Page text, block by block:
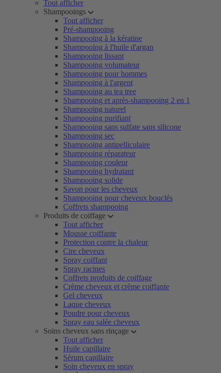
Tout afficher
Shampooings
Tout afficher
Pré-shampooing
Shampooing à la kératine
Shampooing à l'huile d'argan
Shampooing lissant
Shampooing volumateur
Shampooing pour hommes
Shampooing à l'argent
Shampooing au tea tree
Shampooing et après-shampooing 2 en 1
Shampooing naturel
Shampooing purifiant
Shampooing sans sulfate sans silicone
Shampooing sec
Shampooing antipelliculaire
Shampooing réparateur
Shampooing couleur
Shampooing hydratant
Shampooing solide
Savon pour les cheveux
Shampooing pour cheveux bouclés
Coffrets shampooing
Produits de coiffage
Tout afficher
Mousse coiffante
Protection contre la chaleur
Cire cheveux
Spray coiffant
Spray racines
Coffrets produits de coiffage
Crème cheveux et crème coiffante
Gel cheveux
Laque cheveux
Poudre pour cheveux
Spray eau salée cheveux
Soins cheveux sans rinçage
Tout afficher
Huile capillaire
Sérum capillaire
Soin cheveux en spray